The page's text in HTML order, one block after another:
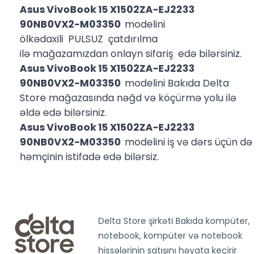
Asus VivoBook 15 X1502ZA-EJ2233
90NB0VX2-M03350 modelini
ölkədaxili PULSUZ çatdırılma
ilə mağazamızdan onlayn sifariş edə bilərsiniz.
Asus VivoBook 15 X1502ZA-EJ2233
90NB0VX2-M03350 modelini Bakıda Delta
Store mağazasında nəğd və köçürmə yolu ilə
əldə edə bilərsiniz.
Asus VivoBook 15 X1502ZA-EJ2233
90NB0VX2-M03350 modelini iş və dərs üçün də
həmçinin istifadə edə bilərsiz.
Delta Store şirkəti Bakıda kompüter,
notebook, kompüter və notebook
hissələrinin satışını həyata keçirir